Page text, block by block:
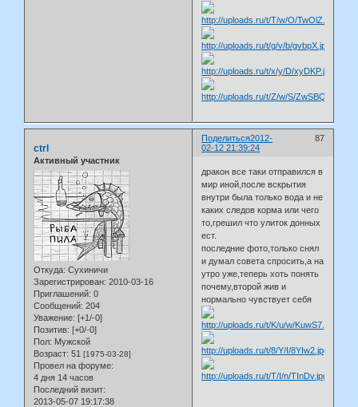
Поделиться 87
2012-
02-12 21:39:24
ctrl
Активный участник
Откуда: Сухиничи
Зарегистрирован: 2010-03-16
Приглашений: 0
Сообщений: 204
Уважение: [+1/-0]
Позитив: [+0/-0]
Пол: Мужской
Возраст: 51 [1975-03-28]
Провел на форуме:
4 дня 14 часов
Последний визит:
2013-05-07 19:17:38
дракон все таки отправился в
мир иной,после вскрытия
внутри была только вода и не
каких следов корма или чего
то,грешил что улиток донных
ест.
последние фото,только снял
и думал совета спросить,а на
утро уже,теперь хоть понять
почему,второй жив и
нормально чувствует себя